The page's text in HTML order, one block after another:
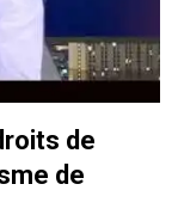
de
de